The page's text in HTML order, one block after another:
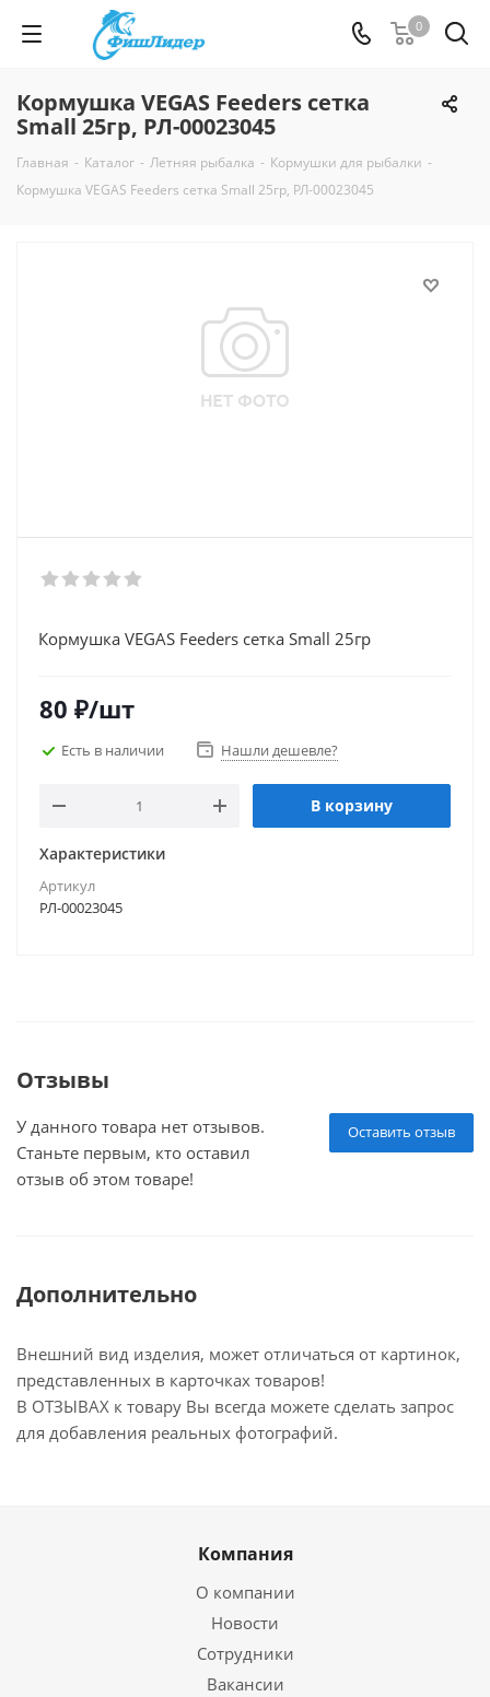
0
Кормушка VEGAS Feeders сетка
Small 25гр, РЛ-00023045
Главная - Каталог - Летняя рыбалка - Кормушки для рыбалки -
Кормушка VEGAS Feeders сетка Small 25гр, РЛ-00023045
Кормушка VEGAS Feeders сетка Small 25гр
80 ₽/шт
Есть в наличии Нашли дешевле?
В корзину
Характеристики
Артикул
РЛ-00023045
Отзывы
Оставить отзыв
У данного товара нет отзывов.
Станьте первым, кто оставил
отзыв об этом товаре!
Дополнительно
Внешний вид изделия, может отличаться от картинок,
представленных в карточках товаров!
В ОТЗЫВАХ к товару Вы всегда можете сделать запрос
для добавления реальных фотографий.
Компания
О компании
Новости
Сотрудники
Вакансии